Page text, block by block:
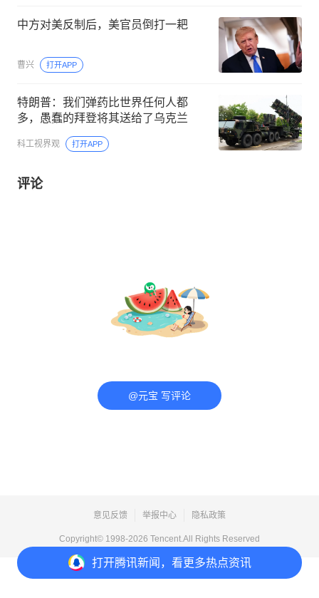
打开腾讯新闻，看更多热点资讯
中方对美反制后，美官员倒打一耙
曹兴 打开APP
特朗普：我们弹药比世界任何人都
多，愚蠢的拜登将其送给了乌克兰
科工视界观 打开APP
评论
@元宝 写评论
意见反馈 举报中心 隐私政策
Copyright© 1998-2026 Tencent.All Rights Reserved